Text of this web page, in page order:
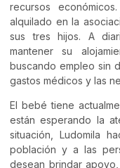
recursos
alquilado en la
sus tres hijos. A
mantener su
buscando empleo sin
gastos médicos y las
El bebé tiene
están esperando la
situación, Ludomila
población y a las
desean brindar